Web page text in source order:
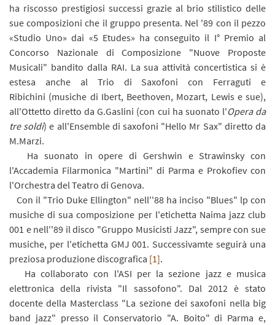
ha riscosso prestigiosi successi grazie al brio stilistico delle
sue composizioni che il gruppo presenta. Nel '89 con il pezzo
«Studio Uno» dai «5 Etudes» ha conseguito il I° Premio al
Concorso Nazionale di Composizione "Nuove Proposte
Musicali" bandito dalla RAI. La sua attività concertistica si è
estesa anche al Trio di Saxofoni con Ferraguti e
Ribichini (musiche di Ibert, Beethoven, Mozart, Lewis e sue),
all'Ottetto diretto da G.Gaslini (con cui ha suonato l'Opera da
tre soldi) e all'Ensemble di saxofoni "Hello Mr Sax" diretto da
M.Marzi.
Ha suonato in opere di Gershwin e Strawinsky con
l'Accademia Filarmonica "Martini" di Parma e Prokofiev con
l'Orchestra del Teatro di Genova.
Con il "Trio Duke Ellington" nell''88 ha inciso "Blues" lp con
musiche di sua composizione per l'etichetta Naima jazz club
001 e nell''89 il disco "Gruppo Musicisti Jazz", sempre con sue
musiche, per l'etichetta GMJ 001. Successivamte seguirà una
preziosa produzione discografica [1].
Ha collaborato con l'ASI per la sezione jazz e musica
elettronica della rivista "Il sassofono". Dal 2012 è stato
docente della Masterclass "La sezione dei saxofoni nella big
band jazz" presso il Conservatorio "A. Boito" di Parma e,